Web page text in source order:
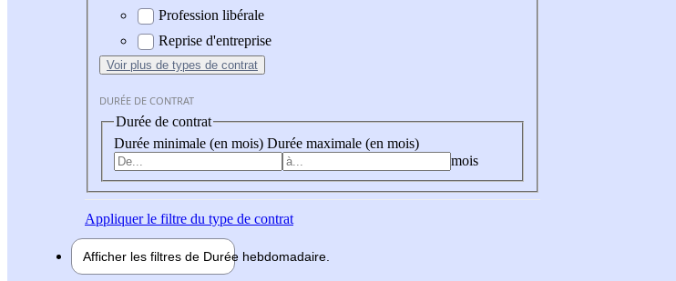
Profession libérale
Reprise d'entreprise
Voir plus de types de contrat
DURÉE DE CONTRAT
Durée de contrat
Durée minimale (en mois) Durée maximale (en mois)
mois
Appliquerle filtre du type de contrat
Afficher les filtres de Durée hebdomadaire